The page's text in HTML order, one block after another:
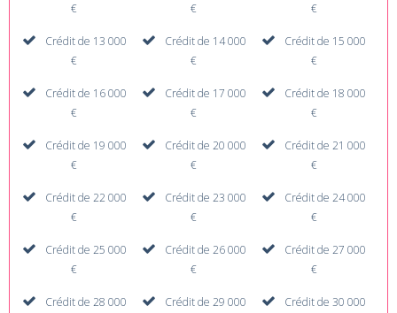
€
€
€
Crédit de 13 000
€
Crédit de 14 000
€
Crédit de 15 000
€
Crédit de 16 000
€
Crédit de 17 000
€
Crédit de 18 000
€
Crédit de 19 000
€
Crédit de 20 000
€
Crédit de 21 000
€
Crédit de 22 000
€
Crédit de 23 000
€
Crédit de 24 000
€
Crédit de 25 000
€
Crédit de 26 000
€
Crédit de 27 000
€
Crédit de 28 000
Crédit de 29 000
Crédit de 30 000